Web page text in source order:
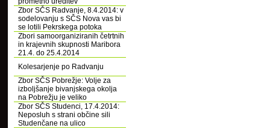
Zbor SČS Radvanje, 8.4.2014: v
sodelovanju s SČS Nova vas bi
se lotili Pekrskega potoka
Zbori samoorganiziranih četrtnih
in krajevnih skupnosti Maribora
21.4. do 25.4.2014
Kolesarjenje po Radvanju
Zbor SČS Pobrežje: Volje za
izboljšanje bivanjskega okolja
na Pobrežju je veliko
Zbor SČS Studenci, 17.4.2014:
Neposluh s strani občine sili
Studenčane na ulico